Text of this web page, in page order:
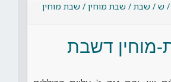
/ ש / שבת / שבת מוחין / שבת מוחין
מוחין דשבת